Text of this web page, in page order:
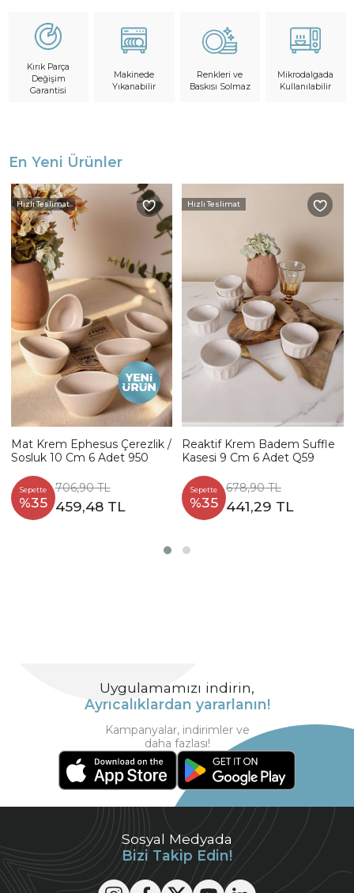
Kırık Parça
Değişim
Garantisi
Makinede
Yıkanabilir
Renkleri ve
Baskısı Solmaz
Mikrodalgada
Kullanılabilir
En Yeni Ürünler
Hızlı Teslimat
Mat Krem Ephesus Çerezlik /
Sosluk 10 Cm 6 Adet 950
Sepette
%35
706,90 TL
459,48 TL
Hızlı Teslimat
Reaktif Krem Badem Suffle
Kasesi 9 Cm 6 Adet Q59
Sepette
%35
678,90 TL
441,29 TL
Sosyal Medyada
Bizi Takip Edin!
Uygulamamızı indirin,
Ayrıcalıklardan yararlanın!
Kampanyalar, indirimler ve
daha fazlası!